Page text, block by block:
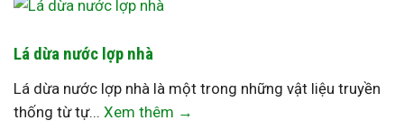
Lá dừa nước lợp nhà
Lá dừa nước lợp nhà là một trong những vật liệu truyền
thống từ tự... Xem thêm →